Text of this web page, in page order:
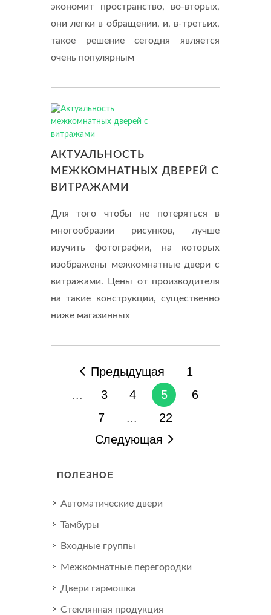
экономит пространство, во-вторых,
они легки в обращении, и, в-третьих,
такое решение сегодня является
очень популярным
АКТУАЛЬНОСТЬ
МЕЖКОМНАТНЫХ ДВЕРЕЙ С
ВИТРАЖАМИ
Для того чтобы не потеряться в
многообразии рисунков, лучше
изучить фотографии, на которых
изображены межкомнатные двери с
витражами. Цены от производителя
на такие конструкции, существенно
ниже магазинных
Предыдущая
1
...
3 4 5
6
7
...
22
Следующая
ПОЛЕЗНОЕ
Автоматические двери
Тамбуры
Входные группы
Межкомнатные перегородки
Двери гармошка
Стеклянная продукция